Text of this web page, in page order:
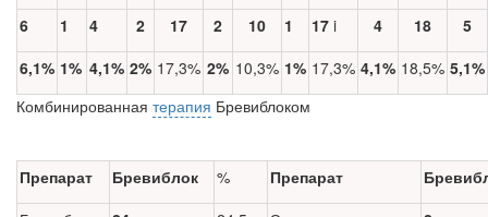
6
1 4 2 17 2 10 1 17 i 4 18
5
6,1% 1% 4,1% 2% 17,3% 2% 10,3% 1% 17,3% 4,1% 18,5% 5,1%
Комбинированная терапия Бревиблоком
Препарат Бревиблок % Препарат